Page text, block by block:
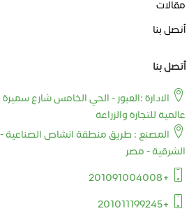
مقالات
أتصل بنا
أتصل بنا
الادارة :العبور - الحي الخامس شارع
عالمية للتجارة والزراعة
المصنع : طريق منطقة انشاص
الشرقية - مصر
+201091004008
+201011199245